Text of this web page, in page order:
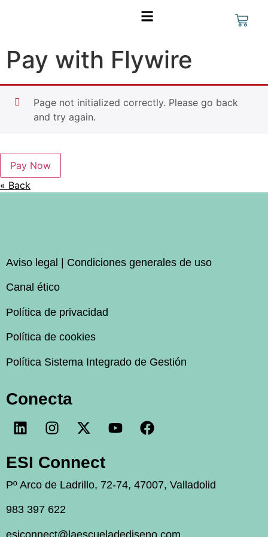
Pay with Flywire
Page not initialized correctly. Please go back
and try again.
Pay Now
« Back
Aviso legal | Condiciones generales de uso
Canal ético
Política de privacidad
Política de cookies
Política Sistema Integrado de Gestión
Conecta
ESI Connect
Pº Arco de Ladrillo, 72-74, 47007, Valladolid
983 397 622
esiconnect@laescueladediseno.com